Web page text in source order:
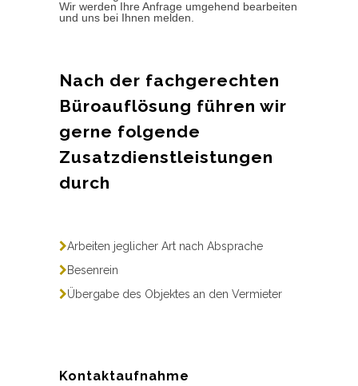
Wir werden Ihre Anfrage umgehend bearbeiten
und uns bei Ihnen melden.
Nach der fachgerechten
Büroauflösung führen wir
gerne folgende
Zusatzdienstleistungen
durch
Arbeiten jeglicher Art nach Absprache
Besenrein
Übergabe des Objektes an den Vermieter
Kontaktaufnahme